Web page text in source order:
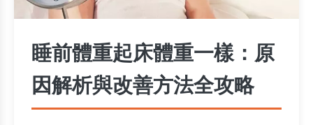
睡前體重起床體重一樣：原
因解析與改善方法全攻略